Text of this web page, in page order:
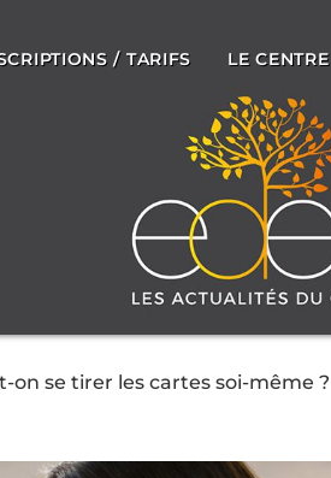
/ TARIFS LE CENTRE
on se tirer les cartes soi-même ?